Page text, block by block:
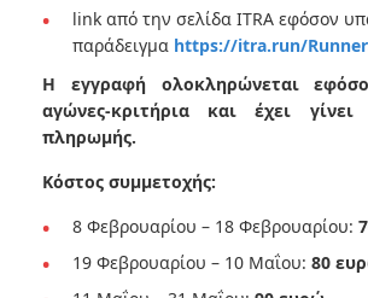
link από την σελίδα ITRA εφόσον
παράδειγμα https://itra.run/
Η εγγραφή ολοκληρώνεται
αγώνες-κριτήρια και έχει
πληρωμής.
Κόστος συμμετοχής:
8 Φεβρουαρίου – 18 Φεβρουαρίου:
19 Φεβρουαρίου – 10 Μαΐου: 80